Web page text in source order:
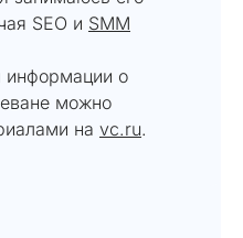
SEO и SMM
информации о
можно
на vc.ru.